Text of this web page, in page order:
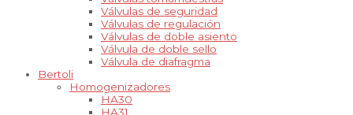
Válvulas de seguridad
Válvulas de regulación
Válvulas de doble asiento
Válvula de doble sello
Válvula de diafragma
Bertoli
Homogenizadores
HA30
HA31